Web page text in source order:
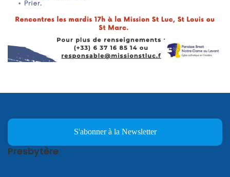
S'abonner à la Newsletter
Presbytère